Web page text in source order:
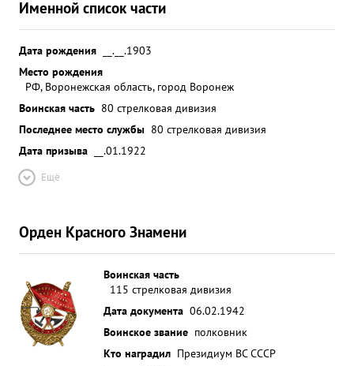
Именной список части
Дата рождения
__.__.1903
Место рождения
РФ, Воронежская область, город Воронеж
Воинская часть 80 стрелковая дивизия
Последнее место службы 80 стрелковая дивизия
Дата призыва
__.01.1922
Ещё
Орден Красного Знамени
Воинская часть
115 стрелковая дивизия
Дата документа 06.02.1942
Воинское звание полковник
Кто наградил Президиум ВС СССР